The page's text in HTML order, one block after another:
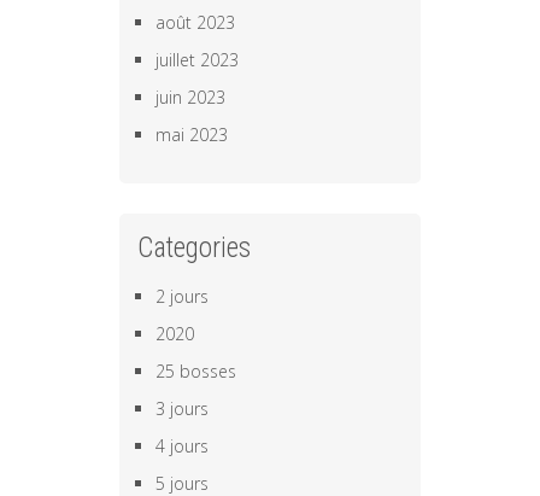
août 2023
juillet 2023
juin 2023
mai 2023
Categories
2 jours
2020
25 bosses
3 jours
4 jours
5 jours